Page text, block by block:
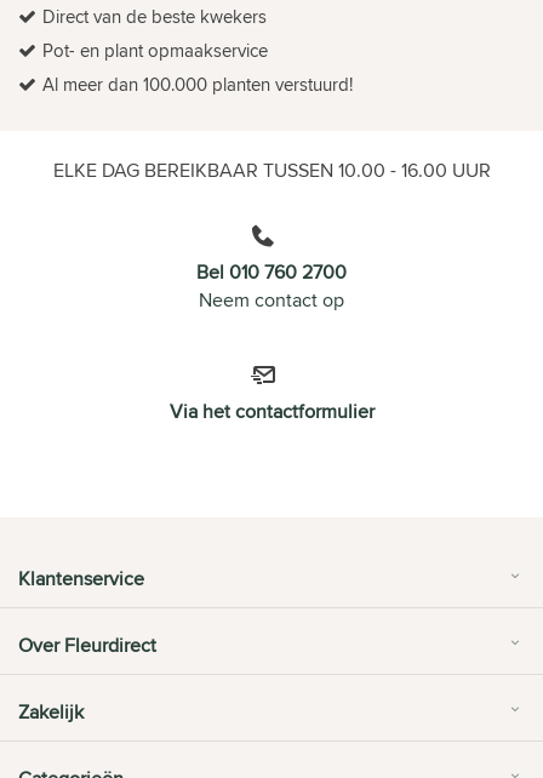
Direct van de beste kwekers
Pot- en plant opmaakservice
Al meer dan 100.000 planten verstuurd!
ELKE DAG BEREIKBAAR TUSSEN 10.00 - 16.00 UUR
Bel 010 760 2700
Neem contact op
Via het contactformulier
Klantenservice
Over Fleurdirect
Zakelijk